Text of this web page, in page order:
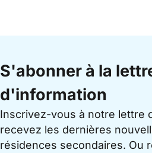
S'abonner à la
d'information
Inscrivez-vous à notre lettre
recevez les dernières
résidences secondaires. Ou